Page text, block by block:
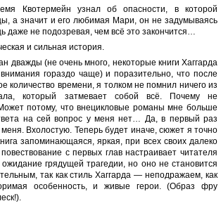
Квотермейн узнал об опасности, в которой
а значит и его любимая Мари, он не задумываясь
даже не подозревая, чем всё это закончится…
и сильная история.
дважды (не очень много, некоторые книги Хаггарда
гораздо чаще) и поразительно, что после
количество времени, я толком не помнил ничего из
который затмевает собой всё. Почему не
потому, что внецикловые романы мне больше
на сей вопрос у меня нет… Да, в первый раз
Вхолостую. Теперь будет иначе, сюжет я точно
запоминающаяся, яркая, при всех своих далеко
с первых глав настраивает читателя
грядущей трагедии, но оно не становится
так как стиль Хаггарда — неподражаем, как
особенность, и живые герои. (Образ фру